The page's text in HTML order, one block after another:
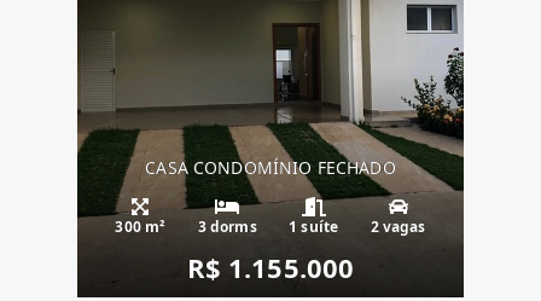
CASA CONDOMÍNIO FECHADO
300 m² 3 dorms 1 suíte 2 vagas
R$ 1.155.000